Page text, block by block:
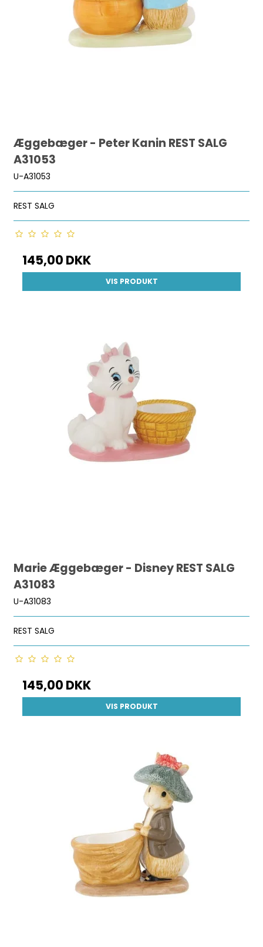
Æggebæger - Peter Kanin REST SALG
A31053
U-A31053
REST SALG
145,00 DKK
VIS PRODUKT
Marie Æggebæger - Disney REST SALG
A31083
U-A31083
REST SALG
145,00 DKK
VIS PRODUKT